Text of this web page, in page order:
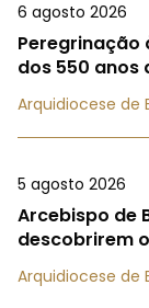
6 agosto 2026
Peregrinação
dos 550 anos
Arquidiocese de
5 agosto 2026
Arcebispo de
descobrirem
Arquidiocese de